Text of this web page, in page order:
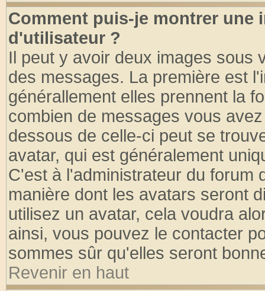
Comment puis-je montrer une
d'utilisateur ?
Il peut y avoir deux images sous
des messages. La première est
générallement elles prennent la
combien de messages vous
dessous de celle-ci peut se
avatar, qui est généralement
C'est à l'administrateur du forum
manière dont les avatars seront
utilisez un avatar, cela voudra
ainsi, vous pouvez le contacter
sommes sûr qu'elles seront
Revenir en haut